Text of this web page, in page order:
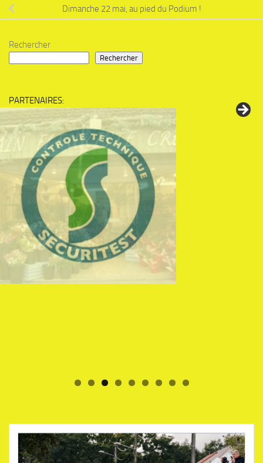
Dimanche 22 mai, au pied du Podium !
Rechercher
Rechercher
PARTENAIRES: